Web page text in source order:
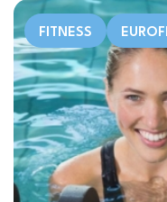
FITNESS